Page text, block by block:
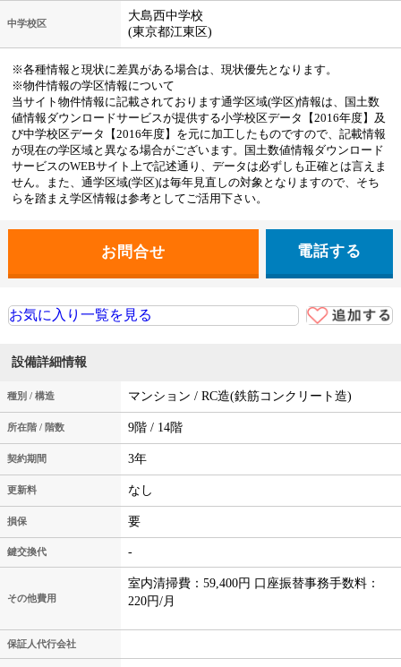
中学校区
大島西中学校
(東京都江東区)
※各種情報と現状に差異がある場合は、現状優先となります。
※物件情報の学区情報について
当サイト物件情報に記載されております通学区域(学区)情報は、国土数
値情報ダウンロードサービスが提供する小学校区データ【2016年度】及
び中学校区データ【2016年度】を元に加工したものですので、記載情報
が現在の学区域と異なる場合がございます。国土数値情報ダウンロード
サービスのWEBサイト上で記述通り、データは必ずしも正確とは言えま
せん。また、通学区域(学区)は毎年見直しの対象となりますので、そち
らを踏まえ学区情報は参考としてご活用下さい。
電話する
お気に入り一覧を見る
設備詳細情報
種別 / 構造 マンション / RC造(鉄筋コンクリート造)
所在階 / 階数 9階 / 14階
契約期間 3年
更新料 なし
損保 要
鍵交換代 -
その他費用
室内清掃費：59,400円 口座振替事務手数料：
220円/月
保証人代行会社